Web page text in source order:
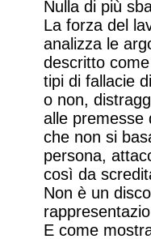
Nulla di più
La forza del
analizza le
descritto
tipi di fallacie
o non,
alle premesse
che non si
persona,
così da
Non è un
E come